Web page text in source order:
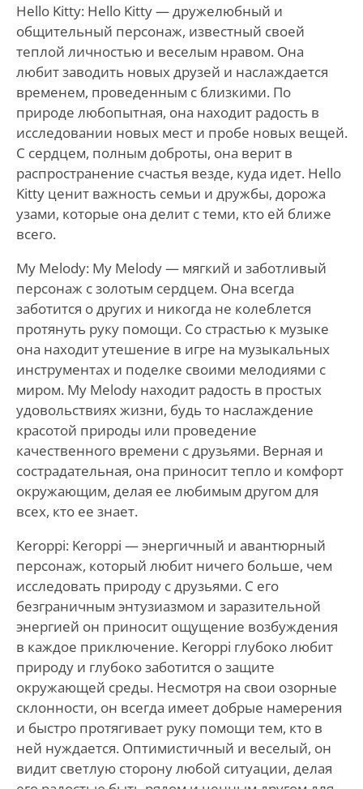
Hello Kitty: Hello Kitty — дружелюбный и
общительный персонаж, известный своей
теплой личностью и веселым нравом. Она
любит заводить новых друзей и наслаждается
временем, проведенным с близкими. По
природе любопытная, она находит радость в
исследовании новых мест и пробе новых вещей.
С сердцем, полным доброты, она верит в
распространение счастья везде, куда идет. Hello
Kitty ценит важность семьи и дружбы, дорожа
узами, которые она делит с теми, кто ей ближе
всего.
My Melody: My Melody — мягкий и заботливый
персонаж с золотым сердцем. Она всегда
заботится о других и никогда не колеблется
протянуть руку помощи. Со страстью к музыке
она находит утешение в игре на музыкальных
инструментах и поделке своими мелодиями с
миром. My Melody находит радость в простых
удовольствиях жизни, будь то наслаждение
красотой природы или проведение
качественного времени с друзьями. Верная и
сострадательная, она приносит тепло и комфорт
окружающим, делая ее любимым другом для
всех, кто ее знает.
Keroppi: Keroppi — энергичный и авантюрный
персонаж, который любит ничего больше, чем
исследовать природу с друзьями. С его
безграничным энтузиазмом и заразительной
энергией он приносит ощущение возбуждения
в каждое приключение. Keroppi глубоко любит
природу и глубоко заботится о защите
окружающей среды. Несмотря на свои озорные
склонности, он всегда имеет добрые намерения
и быстро протягивает руку помощи тем, кто в
ней нуждается. Оптимистичный и веселый, он
видит светлую сторону любой ситуации, делая